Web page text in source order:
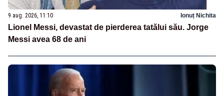
9 aug. 2026, 11:10 Ionuț Nichita
Lionel Messi, devastat de pierderea tatălui său. Jorge
Messi avea 68 de ani